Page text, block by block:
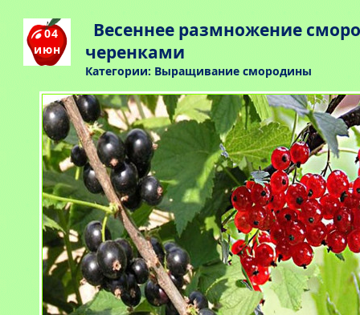
04
июн
Весеннее размножение
черенками
Категории: Выращивание смородины